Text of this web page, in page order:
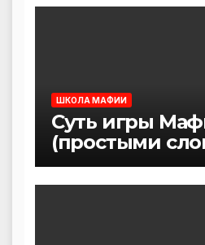
ШКОЛА МАФИИ
Суть игры
(простыми